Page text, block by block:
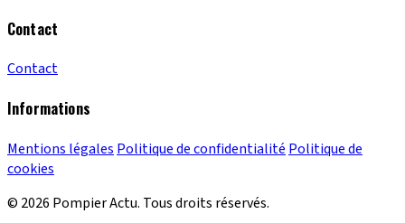
Contact
Contact
Informations
Mentions légales Politique de confidentialité Politique de
cookies
© 2026 Pompier Actu. Tous droits réservés.